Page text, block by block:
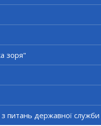
зоря"
питань державної служби